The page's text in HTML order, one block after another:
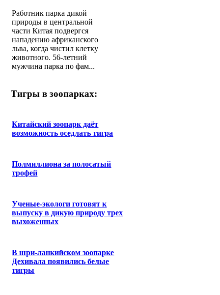
Работник парка дикой
природы в центральной
части Китая подвергся
нападению африканского
льва, когда чистил клетку
животного. 56-летний
мужчина парка по фам...
Тигры в зоопарках:
Китайский зоопарк даёт
возможность оседлать тигра
Полмиллиона за полосатый
трофей
Ученые-экологи готовят к
выпуску в дикую природу трех
выхоженных
В шри-ланкийском зоопарке
Дехивала появились белые
тигры